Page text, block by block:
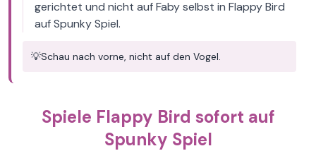
gerichtet und nicht auf Faby selbst in Flappy Bird
auf Spunky Spiel.
💡Schau nach vorne, nicht auf den Vogel.
Spiele Flappy Bird sofort auf
Spunky Spiel